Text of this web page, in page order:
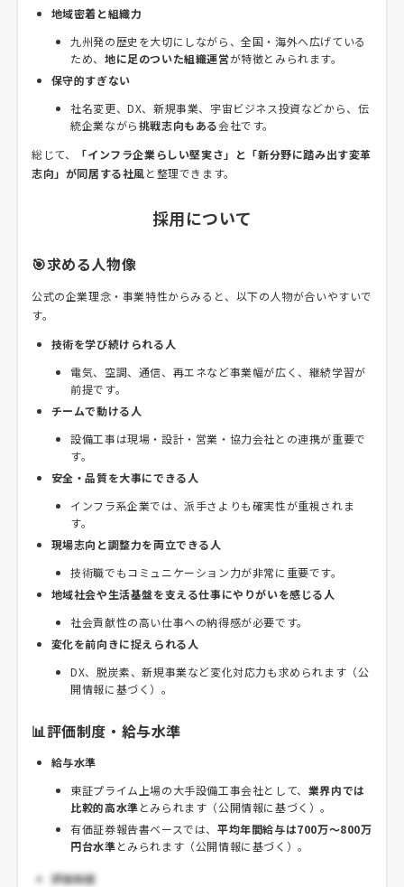
地域密着と組織力
九州発の歴史を大切にしながら、全国・海外へ広げている
ため、 地に足のついた組織運営が特徴とみられます。
保守的すぎない
社名変更、DX、新規事業、宇宙ビジネス投資などから、伝
統企業ながら挑戦志向もある会社です。
総じて、
「インフラ企業らしい堅実さ」と「新分野に踏み出す変革
志向」が同居する社風と整理できます。
採用について
🎯求める人物像
公式の企業理念・事業特性からみると、以下の人物が合いやすいで
す。
技術を学び続けられる人
電気、空調、通信、再エネなど事業幅が広く、継続学習が
前提です。
チームで動ける人
設備工事は現場・設計・営業・協力会社との連携が重要で
す。
安全・品質を大事にできる人
インフラ系企業では、派手さよりも確実性が重視されま
す。
現場志向と調整力を両立できる人
技術職でもコミュニケーション力が非常に重要です。
地域社会や生活基盤を支える仕事にやりがいを感じる人
社会貢献性の高い仕事への納得感が必要です。
変化を前向きに捉えられる人
DX、脱炭素、新規事業など変化対応力も求められます（公
開情報に基づく）。
📊評価制度・給与水準
給与水準
東証プライム上場の大手設備工事会社として、 業界内では
比較的高水準とみられます（公開情報に基づく）。
有価証券報告書ベースでは、 平均年間給与は700万～800万
円台水準とみられます（公開情報に基づく）。
評価制度